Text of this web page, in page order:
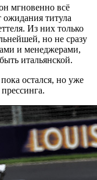
мгновенно всё
титула
Из них только
но не сразу
и менеджерами,
итальянской.
остался, но уже